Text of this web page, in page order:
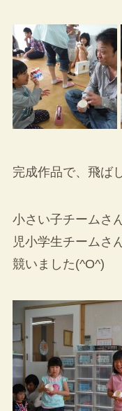
完成作品で、飛ば
小さい子チームさ
児小学生チームさ
競いました(^O^)